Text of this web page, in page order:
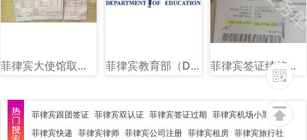
菲律宾大使馆取证单图片样式讲解 菲律宾教育部（DEPED）图文讲解 菲律宾签证续签图片样式讲解
菲律宾跟团签证 菲律宾双认证 菲律宾签证过期 菲律宾机场小黑屋
菲律宾快递 菲律宾律师 菲律宾公司注册 菲律宾租房 菲律宾旅行社